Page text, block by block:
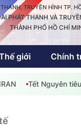
TRUYỀN HÌNH TP.
PHÁT THANH VÀ
THÀNH PHỐ HỒ CHÍ
giới Chính
Thể thao
Quốc tế
IRAN Tết Nguyên tiêu